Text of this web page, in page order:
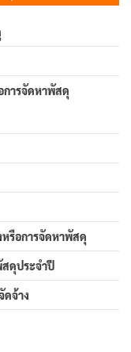
การจัดหาพัสดุ
รือการจัดหาพัสดุ
สดุประจำปี
ดจ้าง